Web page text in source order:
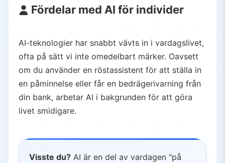
Fördelar med AI för individer
AI-teknologier har snabbt vävts in i vardagslivet,
ofta på sätt vi inte omedelbart märker. Oavsett
om du använder en röstassistent för att ställa in
en påminnelse eller får en bedrägerivarning från
din bank, arbetar AI i bakgrunden för att göra
livet smidigare.
Visste du? AI är en del av vardagen "på